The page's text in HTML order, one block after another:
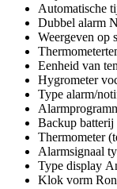
Automatische
Dubbel alarm
Weergeven op
Eenheid van
Hygrometer
Type alarm/
Backup batterij
Thermometer
Alarmsignaal
Type display
Klok vorm